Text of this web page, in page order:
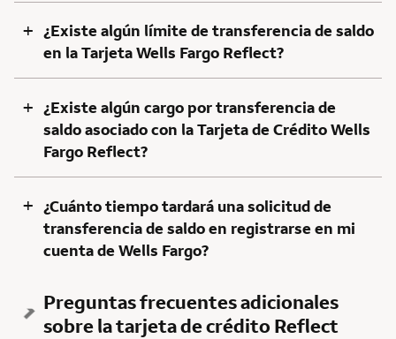
+ ¿Existe algún límite de transferencia de saldo
en la Tarjeta Wells Fargo Reflect?
+ ¿Existe algún cargo por transferencia de
saldo asociado con la Tarjeta de Crédito Wells
Fargo Reflect?
+ ¿Cuánto tiempo tardará una solicitud de
transferencia de saldo en registrarse en mi
cuenta de Wells Fargo?
Preguntas frecuentes adicionales
sobre la tarjeta de crédito Reflect